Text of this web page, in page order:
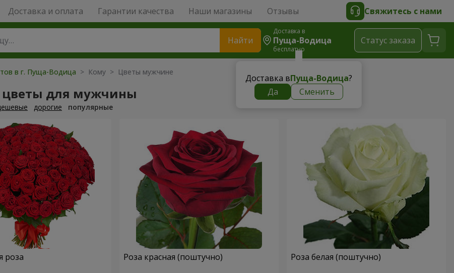
Доставка и оплата Гарантии качества Наши магазины Отзывы Свяжитесь с нами
Найти
Доставка в
Пуща-Водица
бесплатно
Доставка вПуща-Водица?
Да
Сменить
Cтатус заказа
в г. Пуща-Водица > Кому > Цветы мужчине
цветы для мужчины
дорогие популярные
роза Роза красная (поштучно) Роза белая (поштучно)